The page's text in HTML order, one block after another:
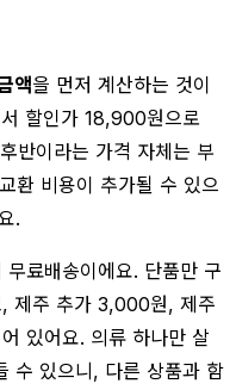
액을 먼저 계산하는 것이
할인가 18,900원으로
반이라는 가격 자체는 부
환 비용이 추가될 수 있으
.
료배송이에요. 단품만 구
제주 추가 3,000원, 제주
있어요. 의류 하나만 살
수 있으니, 다른 상품과 함